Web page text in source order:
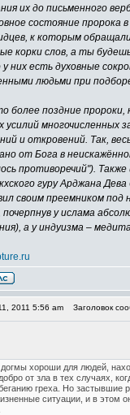
их до письменного
состояние пророка
к которым
корки слов, а ты
у них есть духовные
людьми при
более поздние
усилий многочисленных
и откровений. Так,
от Бога в
противоречий"). Также
гуру Арджана
своим преемником под
у ислама
а у индуизма –
2011 5:56 am Заголовок
хороши для людей,
от зла в тех случаях,
греха. Но застывшие
ситуации, и в этом